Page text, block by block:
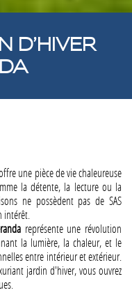
D’HIVER
une pièce de vie chaleureuse
la détente, la lecture ou la
ne possèdent pas de SAS
intérêt.
représente une révolution
la lumière, la chaleur, et le
entre intérieur et extérieur.
jardin d'hiver, vous ouvrez